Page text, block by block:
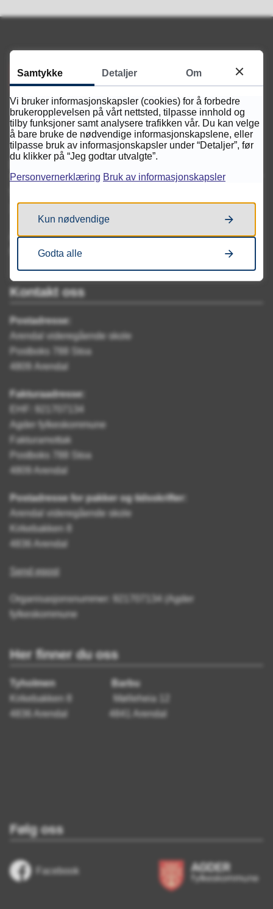
Servicetorget
Åpningstider
Mandag - Fredag kl. 08:00 - 15:30
Kontakt oss
Postadresse:
Arendal videregående skole
Postboks 788 Stoa
4809 Arendal
Fakturaadresse:
EHF: 921707134
Agder fylkeskommune
Fakturamottak
Postboks 788 Stoa
4809 Arendal
Postadresse for pakker og tidsskrifter:
Arendal videregående skole
Kirkebakken 8
4836 Arendal
Send epost
Organisasjonsnummer: 921707134 (Agder
fylkeskommune
Her finner du oss
Tyholmen Barbu
Kirkebakken 8 Mølleheia 12
4836 Arendal 4841 Arendal
Følg oss
Facebook
Samtykke Detaljer Om
Vi bruker informasjonskapsler (cookies) for å forbedre
brukeropplevelsen på vårt nettsted, tilpasse innhold og
tilby funksjoner samt analysere trafikken vår. Du kan velge
å bare bruke de nødvendige informasjonskapslene, eller
tilpasse bruk av informasjonskapsler under “Detaljer”, før
du klikker på “Jeg godtar utvalgte”.
Personvernerklæring Bruk av informasjonskapsler
Kun nødvendige
Godta alle